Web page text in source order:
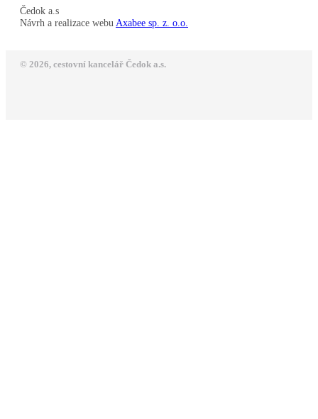
Čedok a.s
Návrh a realizace webu Axabee sp. z. o.o.
© 2026, cestovní kancelář Čedok a.s.